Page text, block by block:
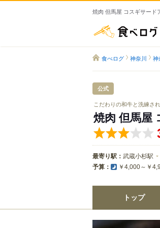
焼肉 但馬屋 コスギサード
食べログ 神奈川 神
公式
こだわりの和牛と洗練さ
焼肉 但馬屋
最寄り駅： 武蔵小杉駅
予算： ￥4,000～￥
トップ